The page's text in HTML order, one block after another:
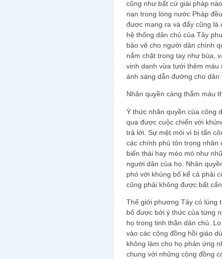
cũng như bất cứ giải pháp
nạn trong lòng nước Pháp
được mang ra và đấy cũng là
hệ thống dân chủ của Tây
bảo vệ cho người dân chính
nắm chặt trong tay như bùa,
vinh danh vừa tưới thêm máu
ánh sáng dẫn đường cho dân
Nhân quyền càng thắm máu
Ý thức nhân quyền của công
qua được cuộc chiến với
trả lời. Sự mệt mỏi vì bị tấn
các chính phủ tôn trọng nhân
biến thái hay méo mó như
người dân của họ. Nhân
phó với khủng bố kể cả phải
cũng phải không được bất
Thế giới phương Tây có lúng
bố được bởi ý thức của từng
họ trong tinh thần dân chủ.
vào các cộng đồng hồi giáo
không làm cho họ phản ứng
chung với những cộng đồng